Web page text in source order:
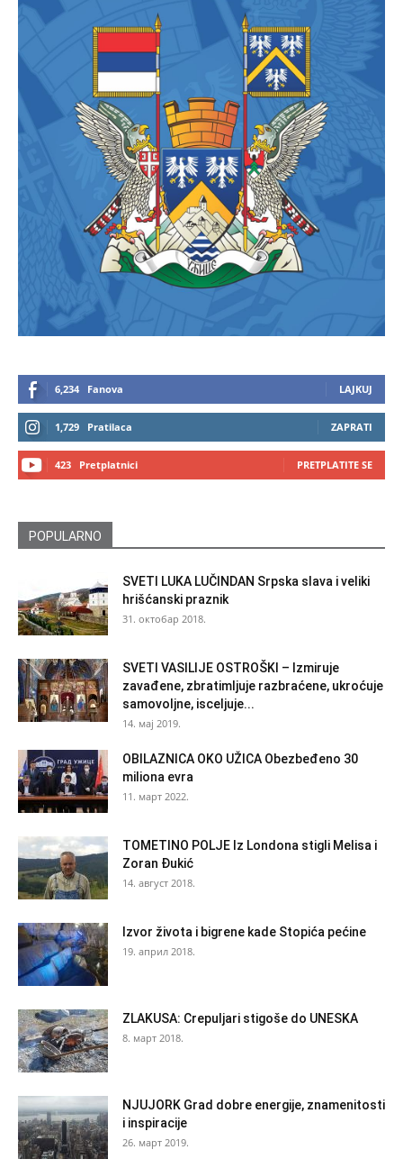
6,234 Fanova LAJKUJ
1,729 Pratilaca ZAPRATI
423 Pretplatnici PRETPLATITE SE
POPULARNO
SVETI LUKA LUČINDAN Srpska slava i veliki
hrišćanski praznik
31. октобар 2018.
SVETI VASILIJE OSTROŠKI – Izmiruje
zavađene, zbratimljuje razbraćene, ukroćuje
samovoljne, isceljuje...
14. мај 2019.
OBILAZNICA OKO UŽICA Obezbeđeno 30
miliona evra
11. март 2022.
TOMETINO POLJE Iz Londona stigli Melisa i
Zoran Đukić
14. август 2018.
Izvor života i bigrene kade Stopića pećine
19. април 2018.
ZLAKUSA: Crepuljari stigoše do UNESKA
8. март 2018.
NJUJORK Grad dobre energije, znamenitosti
i inspiracije
26. март 2019.